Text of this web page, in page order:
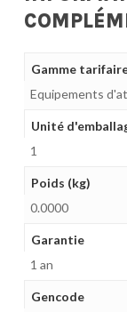
Gamme
Equipements
Unité
1
Poids (kg)
0.0000
Garantie
1 an
Gencode